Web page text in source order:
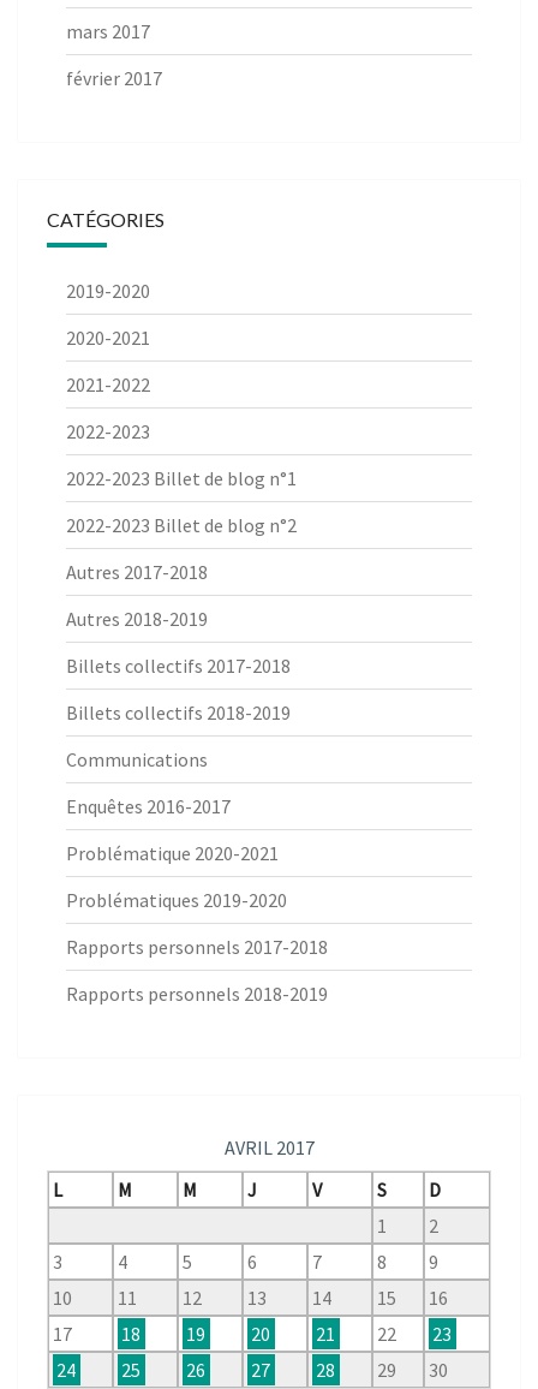
mars 2017
février 2017
CATÉGORIES
2019-2020
2020-2021
2021-2022
2022-2023
2022-2023 Billet de blog n°1
2022-2023 Billet de blog n°2
Autres 2017-2018
Autres 2018-2019
Billets collectifs 2017-2018
Billets collectifs 2018-2019
Communications
Enquêtes 2016-2017
Problématique 2020-2021
Problématiques 2019-2020
Rapports personnels 2017-2018
Rapports personnels 2018-2019
AVRIL 2017
L
M M J V S
D
1
2
3
4 5 6 7 8
9
10
11 12 13 14 15
16
17
18 19 20 21 22
23
24
25 26 27 28 29 30